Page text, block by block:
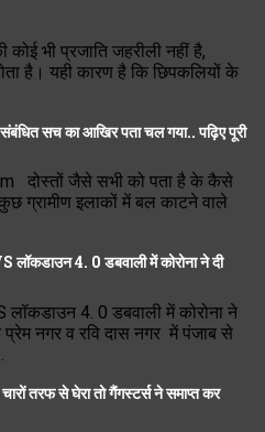
भी प्रजाति जहरीली नहीं है,
है। यही कारण है कि छिपकलियों के
सच का आखिर पता चल गया.. पढ़िए पूरी
दोस्तों जैसे सभी को पता है के कैसे
ग्रामीण इलाकों में बल काटने वाले
4. 0 डबवाली में कोरोना ने दी
लॉकडाउन 4. 0 डबवाली में कोरोना ने
नगर व रवि दास नगर में पंजाब से
तरफ से घेरा तो गैंगस्टर्स ने समाप्त कर